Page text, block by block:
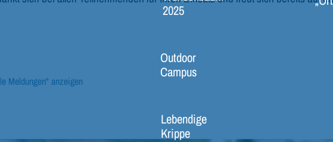
2025
Outdoor
Campus
Lebendige
Krippe
Meldungen" anzeigen